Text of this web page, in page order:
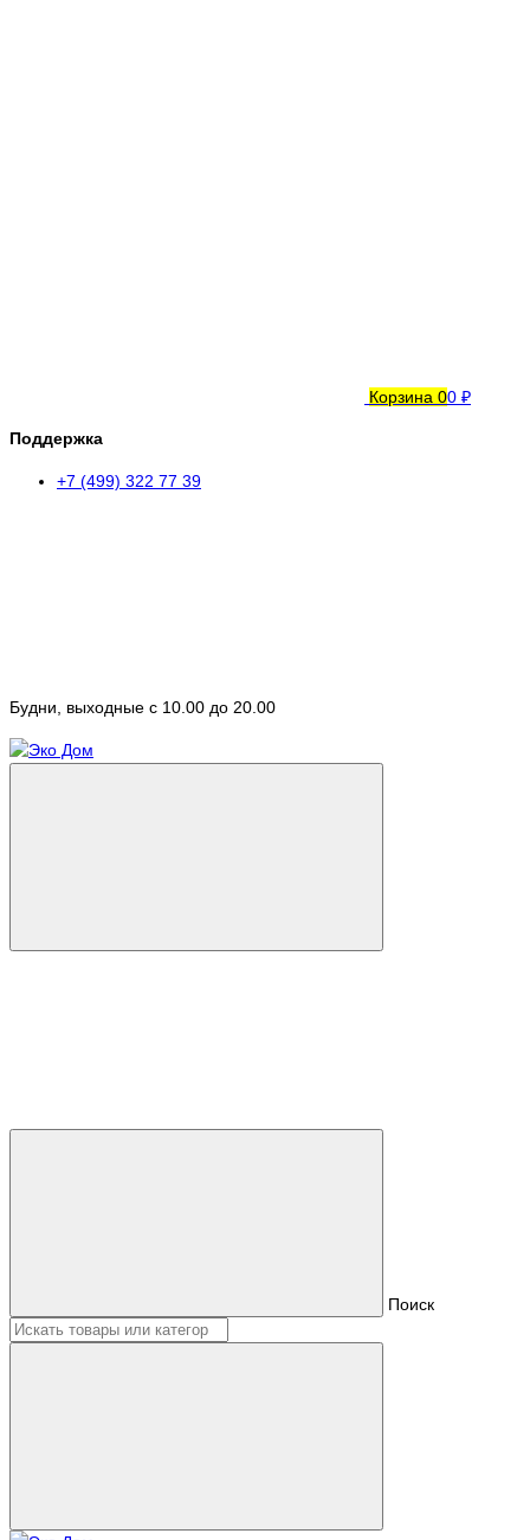
Корзина 00 ₽
Поддержка
+7 (499) 322 77 39
Будни, выходные с 10.00 до 20.00
Поиск